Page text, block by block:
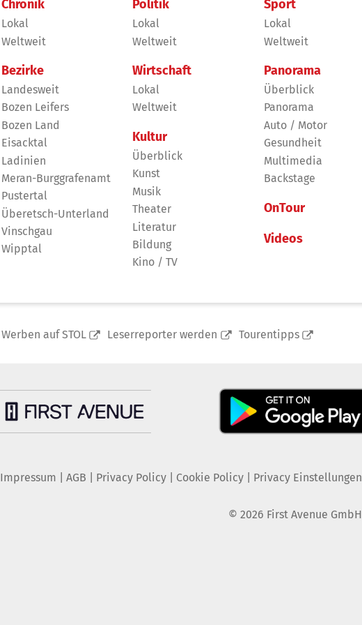
Chronik
Lokal
Weltweit
Bezirke
Landesweit
Bozen Leifers
Bozen Land
Eisacktal
Ladinien
Meran-Burggrafenamt
Pustertal
Überetsch-Unterland
Vinschgau
Wipptal
Politik
Lokal
Weltweit
Wirtschaft
Lokal
Weltweit
Kultur
Überblick
Kunst
Musik
Theater
Literatur
Bildung
Kino / TV
Sport
Lokal
Weltweit
Panorama
Überblick
Panorama
Auto / Motor
Gesundheit
Multimedia
Backstage
OnTour
Videos
Werben auf STOL Leserreporter werden Tourentipps
Impressum AGB Privacy Policy| Cookie Policy| Privacy Einstellungen
© 2026 First Avenue GmbH